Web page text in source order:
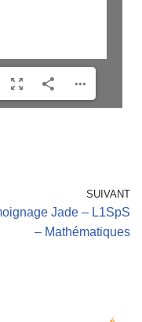
SUIVANT
Jade – L1SpS
– Mathématiques